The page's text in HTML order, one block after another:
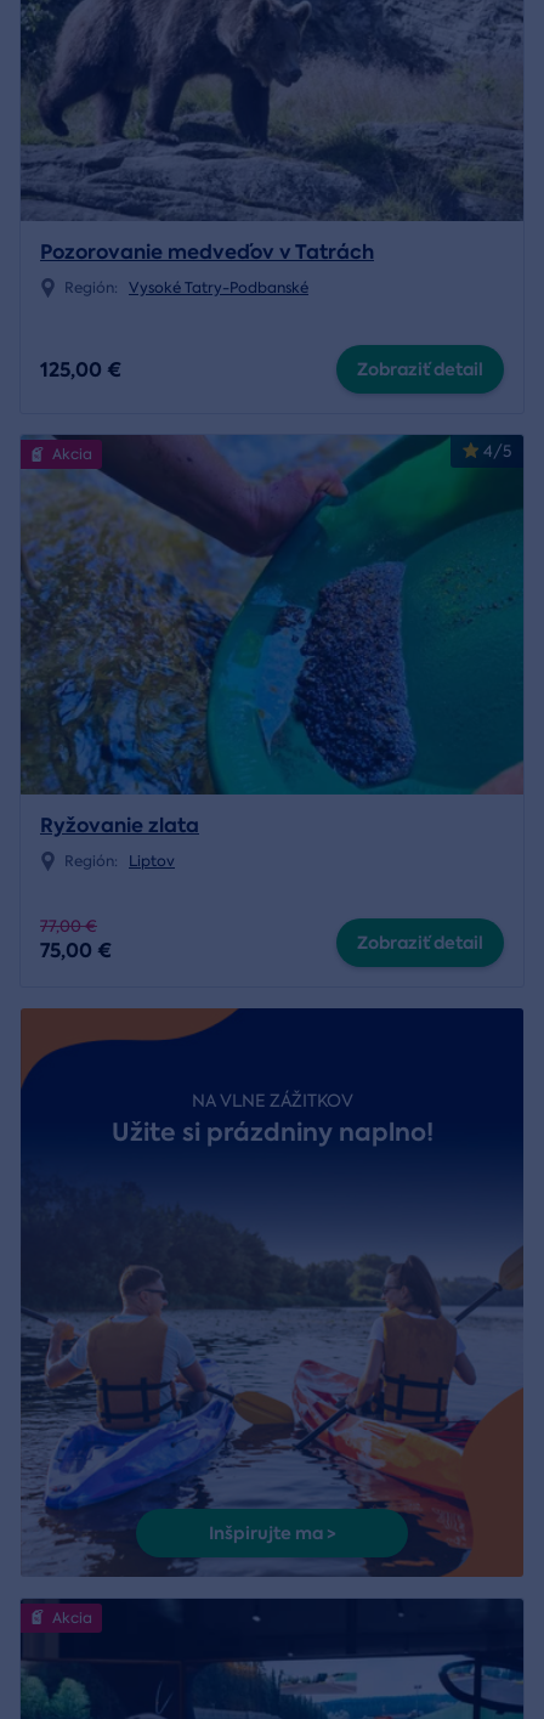
Pozorovanie medveďov v Tatrách
Región: Vysoké Tatry-Podbanské
125,00 € Zobraziť detail
4/5
Akcia
Ryžovanie zlata
Región: Liptov
77,00 €
75,00 € Zobraziť detail
NA VLNE ZÁŽITKOV
Užite si prázdniny naplno!
Inšpirujte ma >
Akcia